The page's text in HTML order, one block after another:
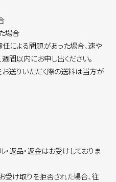
場合
による問題があった場合、速や
間以内にお申し出ください。
送りいただく際の送料は当方が
返品・返金はお受けしておりま
受け取りを拒否された場合、往